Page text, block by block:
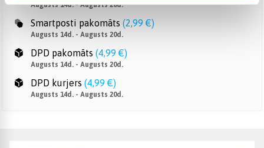
Augusts 14d. - Augusts 20d.
Smartposti pakomāts (2,99 €)
Augusts 14d. - Augusts 20d.
DPD pakomāts (4,99 €)
Augusts 14d. - Augusts 20d.
DPD kurjers (4,99 €)
Augusts 14d. - Augusts 20d.